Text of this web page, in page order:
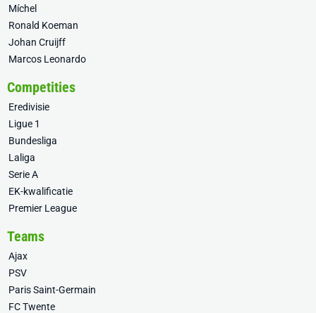
Míchel
Ronald Koeman
Johan Cruijff
Marcos Leonardo
Competities
Eredivisie
Ligue 1
Bundesliga
Laliga
Serie A
EK-kwalificatie
Premier League
Teams
Ajax
PSV
Paris Saint-Germain
FC Twente